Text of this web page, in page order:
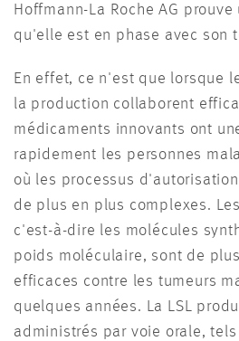
Hoffmann-La Roche AG
qu'elle est en phase avec son
En effet, ce n'est que lorsque
la production collaborent
médicaments innovants ont
rapidement les personnes
où les processus
de plus en plus complexes.
c'est-à-dire les molécules
poids moléculaire, sont de
efficaces contre les tumeurs
quelques années. La LSL
administrés par voie orale,